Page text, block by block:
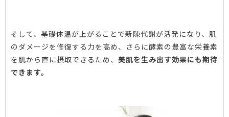
そして、基礎体温が上がることで新陳代謝が活発になり、肌
のダメージを修復する力を高め、さらに酵素の豊富な栄養素
を肌から直に摂取できるため、 美肌を生み出す効果にも期待
できます。